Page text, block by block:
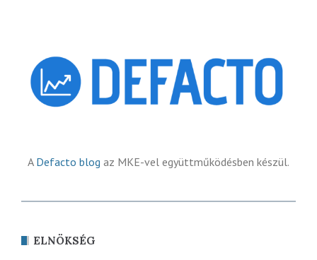
A Defacto blog az MKE-vel együttműködésben készül.
ELNÖKSÉG